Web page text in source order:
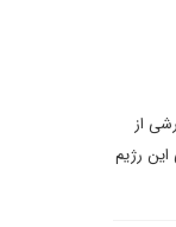
از
رژیم